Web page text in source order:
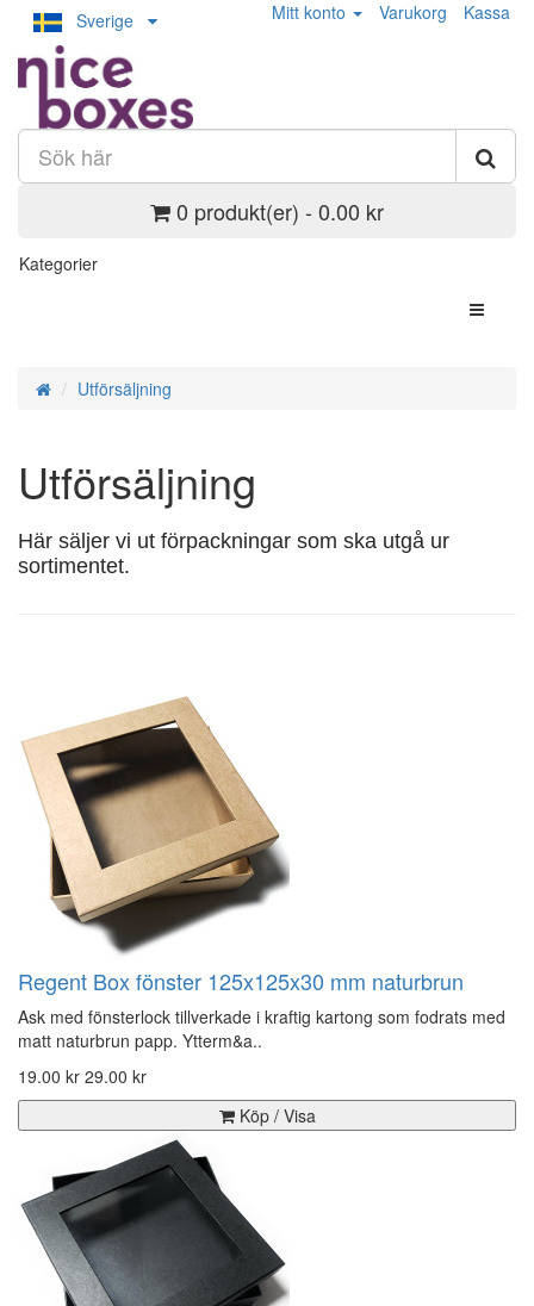
Sverige Mitt konto Varukorg Kassa
0 produkt(er) - 0.00 kr
Kategorier
Utförsäljning
Utförsäljning
Här säljer vi ut förpackningar som ska utgå ur
sortimentet.
Regent Box fönster 125x125x30 mm naturbrun
Ask med fönsterlock tillverkade i kraftig kartong som fodrats med
matt naturbrun papp. Ytterm&a..
19.00 kr 29.00 kr
Köp / Visa